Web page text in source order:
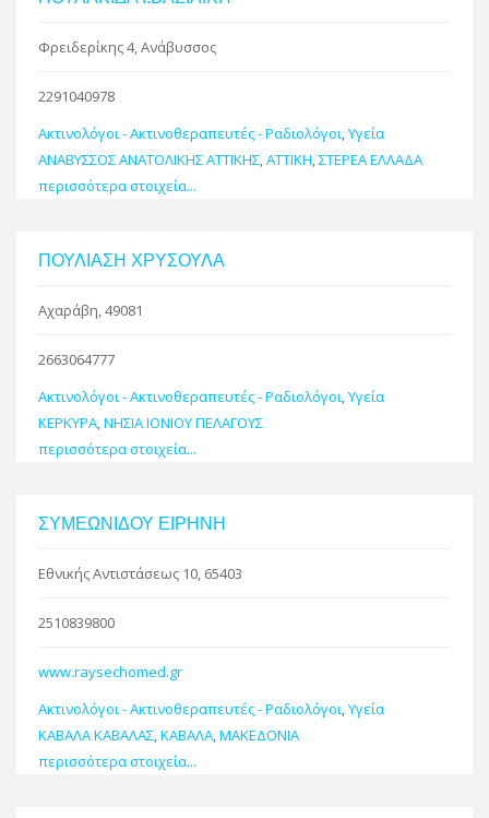
Φρειδερίκης 4, Ανάβυσσος
2291040978
Ακτινολόγοι - Ακτινοθεραπευτές - Ραδιολόγοι,Υγεία
ΑΝΑΒΥΣΣΟΣ ΑΝΑΤΟΛΙΚΗΣ ΑΤΤΙΚΗΣ,ΑΤΤΙΚΗ,ΣΤΕΡΕΑ ΕΛΛΑΔΑ
περισσότερα στοιχεία...
ΠΟΥΛΙΑΣΗ ΧΡΥΣΟΥΛΑ
Αχαράβη, 49081
2663064777
Ακτινολόγοι - Ακτινοθεραπευτές - Ραδιολόγοι,Υγεία
ΚΕΡΚΥΡΑ,ΝΗΣΙΑ ΙΟΝΙΟΥ ΠΕΛΑΓΟΥΣ
περισσότερα στοιχεία...
ΣΥΜΕΩΝΙΔΟΥ ΕΙΡΗΝΗ
Εθνικής Αντιστάσεως 10, 65403
2510839800
www.raysechomed.gr
Ακτινολόγοι - Ακτινοθεραπευτές - Ραδιολόγοι,Υγεία
ΚΑΒΑΛΑ ΚΑΒΑΛΑΣ,ΚΑΒΑΛΑ,ΜΑΚΕΔΟΝΙΑ
περισσότερα στοιχεία...